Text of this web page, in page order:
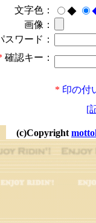
文字色： ◆
画像：
ワード：
確認キー：
* 印の付
[
(c)Copyright